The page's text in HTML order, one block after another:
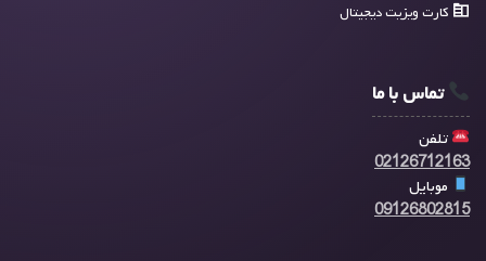
کارت ویزیت دیجیتال
تماس با ما
تلفن
02126712163
موبایل
09126802815